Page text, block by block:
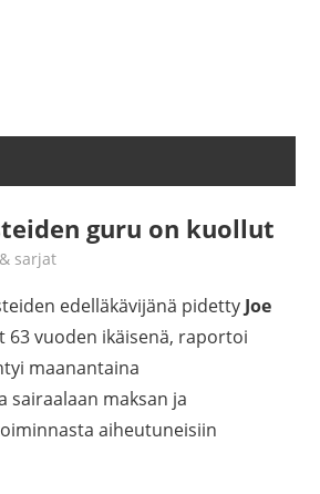
guru on kuollut
sarjat
edelläkävijänä pidetty Joe
63 vuoden ikäisenä, raportoi
maanantaina
sairaalaan maksan ja
aiheutuneisiin